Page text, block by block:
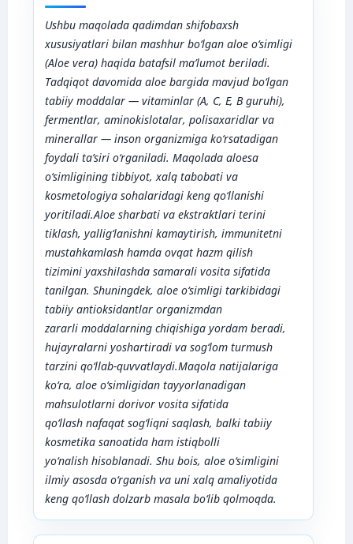
Ushbu maqolada qadimdan shifobaxsh
xususiyatlari bilan mashhur bo‘lgan aloe o‘simligi
(Aloe vera) haqida batafsil ma’lumot beriladi.
Tadqiqot davomida aloe bargida mavjud bo‘lgan
tabiiy moddalar — vitaminlar (A, C, E, B guruhi),
fermentlar, aminokislotalar, polisaxaridlar va
minerallar — inson organizmiga ko‘rsatadigan
foydali ta’siri o‘rganiladi. Maqolada aloesa
o‘simligining tibbiyot, xalq tabobati va
kosmetologiya sohalaridagi keng qo‘llanishi
yoritiladi.Aloe sharbati va ekstraktlari terini
tiklash, yallig‘lanishni kamaytirish, immunitetni
mustahkamlash hamda ovqat hazm qilish
tizimini yaxshilashda samarali vosita sifatida
tanilgan. Shuningdek, aloe o‘simligi tarkibidagi
tabiiy antioksidantlar organizmdan
zararli moddalarning chiqishiga yordam beradi,
hujayralarni yoshartiradi va sog‘lom turmush
tarzini qo‘llab-quvvatlaydi.Maqola natijalariga
ko‘ra, aloe o‘simligidan tayyorlanadigan
mahsulotlarni dorivor vosita sifatida
qo‘llash nafaqat sog‘liqni saqlash, balki tabiiy
kosmetika sanoatida ham istiqbolli
yo‘nalish hisoblanadi. Shu bois, aloe o‘simligini
ilmiy asosda o‘rganish va uni xalq amaliyotida
keng qo‘llash dolzarb masala bo‘lib qolmoqda.